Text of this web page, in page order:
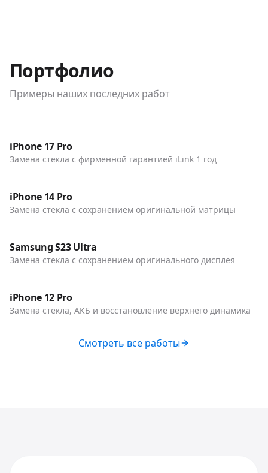
Портфолио
Примеры наших последних работ
Телефоны
iPhone 17 Pro
Замена стекла с фирменной гарантией iLink 1 год
Телефоны
До / После
iPhone 14 Pro
Замена стекла с сохранением оригинальной матрицы
Телефоны
До / После
Samsung S23 Ultra
Замена стекла с сохранением оригинального дисплея
Телефоны
До / После
iPhone 12 Pro
Замена стекла, АКБ и восстановление верхнего динамика
Смотреть все работы